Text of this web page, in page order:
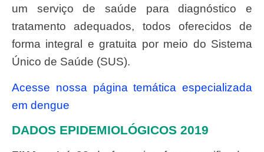
um serviço de saúde para diagnóstico e
tratamento adequados, todos oferecidos de
forma integral e gratuita por meio do Sistema
Único de Saúde (SUS).
Acesse nossa página temática especializada
em dengue
DADOS EPIDEMIOLÓGICOS 2019